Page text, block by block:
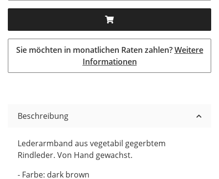
Sie möchten in monatlichen Raten zahlen?Weitere
Informationen
Beschreibung
Lederarmband aus vegetabil gegerbtem
Rindleder. Von Hand gewachst.
- Farbe: dark brown